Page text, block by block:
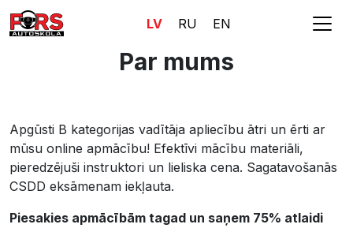
LV RU EN
Par mums
Apgūsti B kategorijas vadītāja apliecību ātri un ērti ar
mūsu online apmācību! Efektīvi mācību materiāli,
pieredzējuši instruktori un lieliska cena. Sagatavošanās
CSDD eksāmenam iekļauta.
Piesakies apmācībām tagad un saņem 75% atlaidi